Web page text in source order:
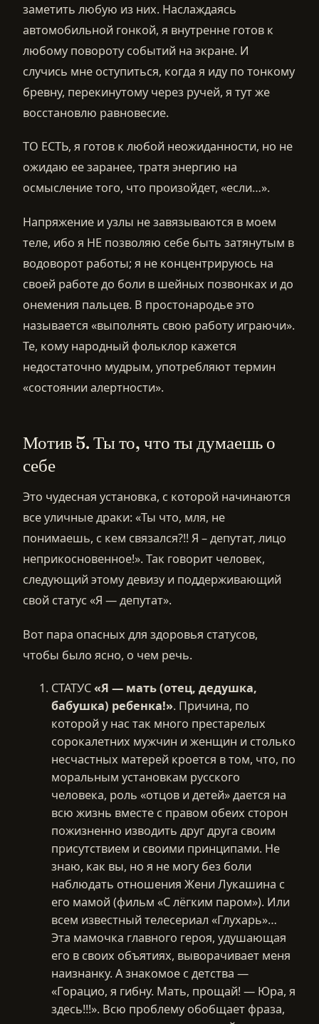
заметить любую из них. Наслаждаясь
автомобильной гонкой, я внутренне готов к
любому повороту событий на экране. И
случись мне оступиться, когда я иду по тонкому
бревну, перекинутому через ручей, я тут же
восстановлю равновесие.
ТО ЕСТЬ, я готов к любой неожиданности, но не
ожидаю ее заранее, тратя энергию на
осмысление того, что произойдет, «если…».
Напряжение и узлы не завязываются в моем
теле, ибо я НЕ позволяю себе быть затянутым в
водоворот работы; я не концентрируюсь на
своей работе до боли в шейных позвонках и до
онемения пальцев. В простонародье это
называется «выполнять свою работу играючи».
Те, кому народный фольклор кажется
недостаточно мудрым, употребляют термин
«состоянии алертности».
Мотив 5. Ты то, что ты думаешь о
себе
Это чудесная установка, с которой начинаются
все уличные драки: «Ты что, мля, не
понимаешь, с кем связался?!! Я – депутат, лицо
неприкосновенное!». Так говорит человек,
следующий этому девизу и поддерживающий
свой статус «Я — депутат».
Вот пара опасных для здоровья статусов,
чтобы было ясно, о чем речь.
СТАТУС«Я — мать (отец, дедушка,
бабушка) ребенка!». Причина, по
которой у нас так много престарелых
сорокалетних мужчин и женщин и столько
несчастных матерей кроется в том, что, по
моральным установкам русского
человека, роль «отцов и детей» дается на
всю жизнь вместе с правом обеих сторон
пожизненно изводить друг друга своим
присутствием и своими принципами. Не
знаю, как вы, но я не могу без боли
наблюдать отношения Жени Лукашина с
его мамой (фильм «С лёгким паром»). Или
всем известный телесериал «Глухарь»…
Эта мамочка главного героя, удушающая
его в своих объятиях, выворачивает меня
наизнанку. А знакомое с детства —
«Горацио, я гибну. Мать, прощай! — Юра, я
здесь!!!». Всю проблему обобщает фраза,